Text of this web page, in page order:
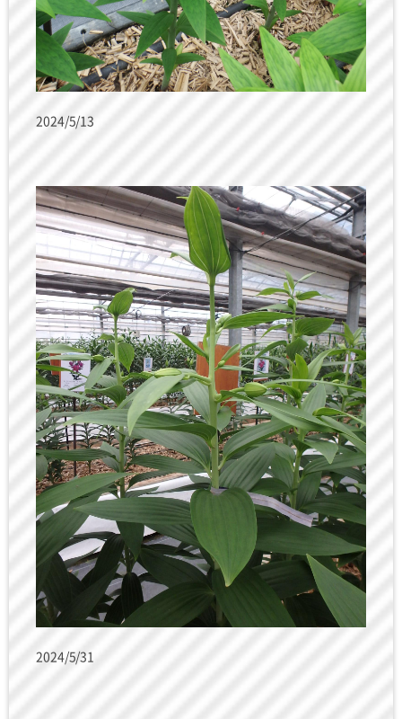
2024/5/13
2024/5/31